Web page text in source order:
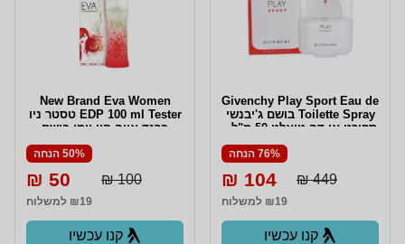
Givenchy Play Sport Eau de
Toilette Spray בושם ג'יבנשי
ספורט או דה טואלט 50 מ"ל -
בושם נדיר מאוד
76% הנחה
449 ₪
104 ₪
₪19 למשלוח
קנו עכשיו
New Brand Eva Women
EDP 100 ml Tester טסטר ניו
ברנד אווה קיי וומן בושם
50% הנחה
100 ₪
50 ₪
₪19 למשלוח
קנו עכשיו